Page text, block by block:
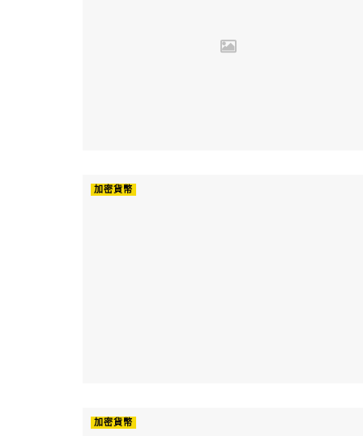
加密貨幣
加密貨幣